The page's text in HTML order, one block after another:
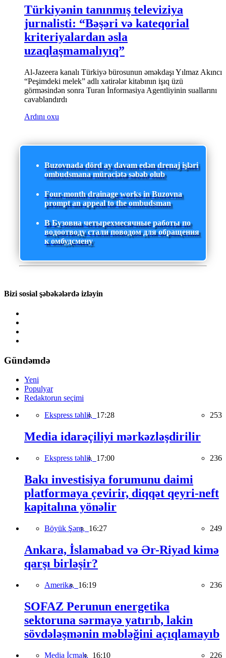
Türkiyənin tanınmış televiziya
jurnalisti: “Bəşəri və kateqorial
kriteriyalardan əsla
uzaqlaşmamalıyıq”
Al-Jazeera kanalı Türkiyə bürosunun əməkdaşı Yılmaz Akıncı
“Peşimdeki melek” adlı xatirələr kitabının işıq üzü
görməsindən sonra Turan İnformasiya Agentliyinin suallarını
cavablandırdı
Ardını oxu
Buzovnada dörd ay davam edən drenaj işləri
ombudsmana müraciətə səbəb olub
Four-month drainage works in Buzovna
prompt an appeal to the ombudsman
В Бузовна четырехмесячные работы по
водоотводу стали поводом для обращения
к омбудсмену
Bizi sosial şəbəkələrdə izləyin
Gündəmdə
Yeni
Populyar
Redaktorun seçimi
Ekspress təhlil, 17:28 253
Media idarəçiliyi mərkəzləşdirilir
Ekspress təhlil, 17:00 236
Bakı investisiya forumunu daimi
platformaya çevirir, diqqət qeyri-neft
kapitalına yönəlir
Böyük Şərq, 16:27 249
Ankara, İslamabad və Ər-Riyad kimə
qarşı birləşir?
Amerika, 16:19 236
SOFAZ Perunun energetika
sektoruna sərmayə yatırıb, lakin
sövdələşmənin məbləğini açıqlamayıb
Media İcmalı, 16:10 226